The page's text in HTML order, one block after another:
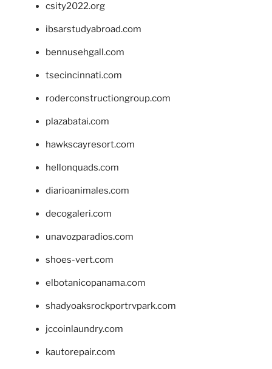
csity2022.org
ibsarstudyabroad.com
bennusehgall.com
tsecincinnati.com
roderconstructiongroup.com
plazabatai.com
hawkscayresort.com
hellonquads.com
diarioanimales.com
decogaleri.com
unavozparadios.com
shoes-vert.com
elbotanicopanama.com
shadyoaksrockportrvpark.com
jccoinlaundry.com
kautorepair.com